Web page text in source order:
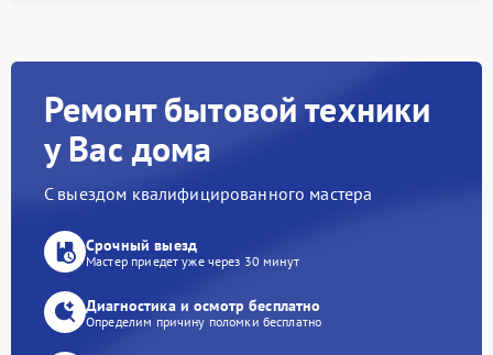
Ремонт бытовой техники
у Вас дома
С выездом квалифицированного мастера
Срочный выезд
Мастер приедет уже через 30 минут
Диагностика и осмотр бесплатно
Определим причину поломки бесплатно